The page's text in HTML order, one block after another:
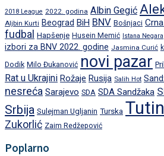
2018 League 2022. godina Albin Gegić
Aljbin Kurti Beograd BiH BNV Bošnjaci
fudbal Hapšenje Husein Memić Istana Negara
izbori za BNV 2022. godine Jasmina Curić
Dodik Milo Đukanović novi pazar
Rat u Ukrajini Rožaje Rusija Salih Hot
nesreća Sarajevo SDA SDA Sandžaka
Srbija Sulejman Ugljanin Turska Tutin
Zukorlić Zaim Redžepović
Poplarno